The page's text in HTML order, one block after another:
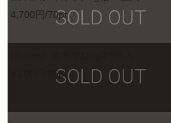
4,700円/70pt
3,100円/46pt